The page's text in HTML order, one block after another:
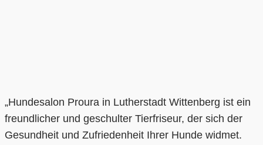
„Hundesalon Proura in Lutherstadt Wittenberg ist ein
freundlicher und geschulter Tierfriseur, der sich der
Gesundheit und Zufriedenheit Ihrer Hunde widmet.